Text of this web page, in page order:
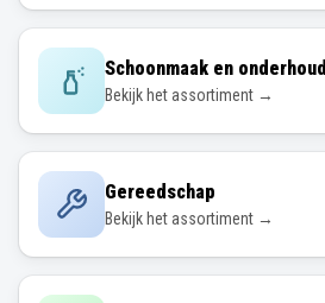
Schoonmaak en onderhoud
Bekijk het assortiment →
Gereedschap
Bekijk het assortiment →